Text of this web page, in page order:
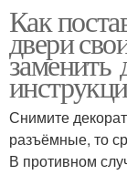
Как
двери
заменить
Снимите
разъёмные, то
В противном